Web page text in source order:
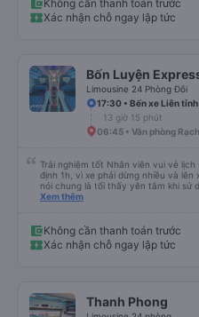
Nhìn chung, đó là một trải nghiệm
chỗ cho 1 người lớn và 1 trẻ em nằm
Không cần thanh toán trước
Xác nhận chỗ ngay lập tức
Bốn Luyện
Limousine 24 Phòng Đôi
17:30 • Bến xe Liên
13 giờ 15 phút
06:45 • Văn phòng
Trải nghiệm tốt Nhân viên vui vẻ
định 1h, vì xe phải dừng nhiều và lên
nói chung là tối thấy yên tâm khi sử
hộ và giới thiệu cho người thân sử
Xem thêm
Không cần thanh toán trước
Xác nhận chỗ ngay lập tức
Thanh Phong